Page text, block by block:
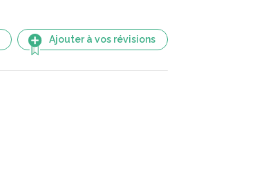
Ajouter à vos révisions